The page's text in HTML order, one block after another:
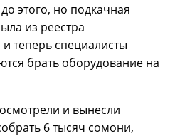
этого, но подкачная
из реестра
теперь специалисты
брать оборудование на
и вынесли
6 тысяч сомони,